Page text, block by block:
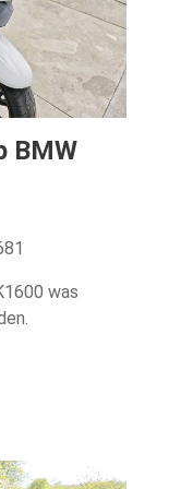
BMW
was